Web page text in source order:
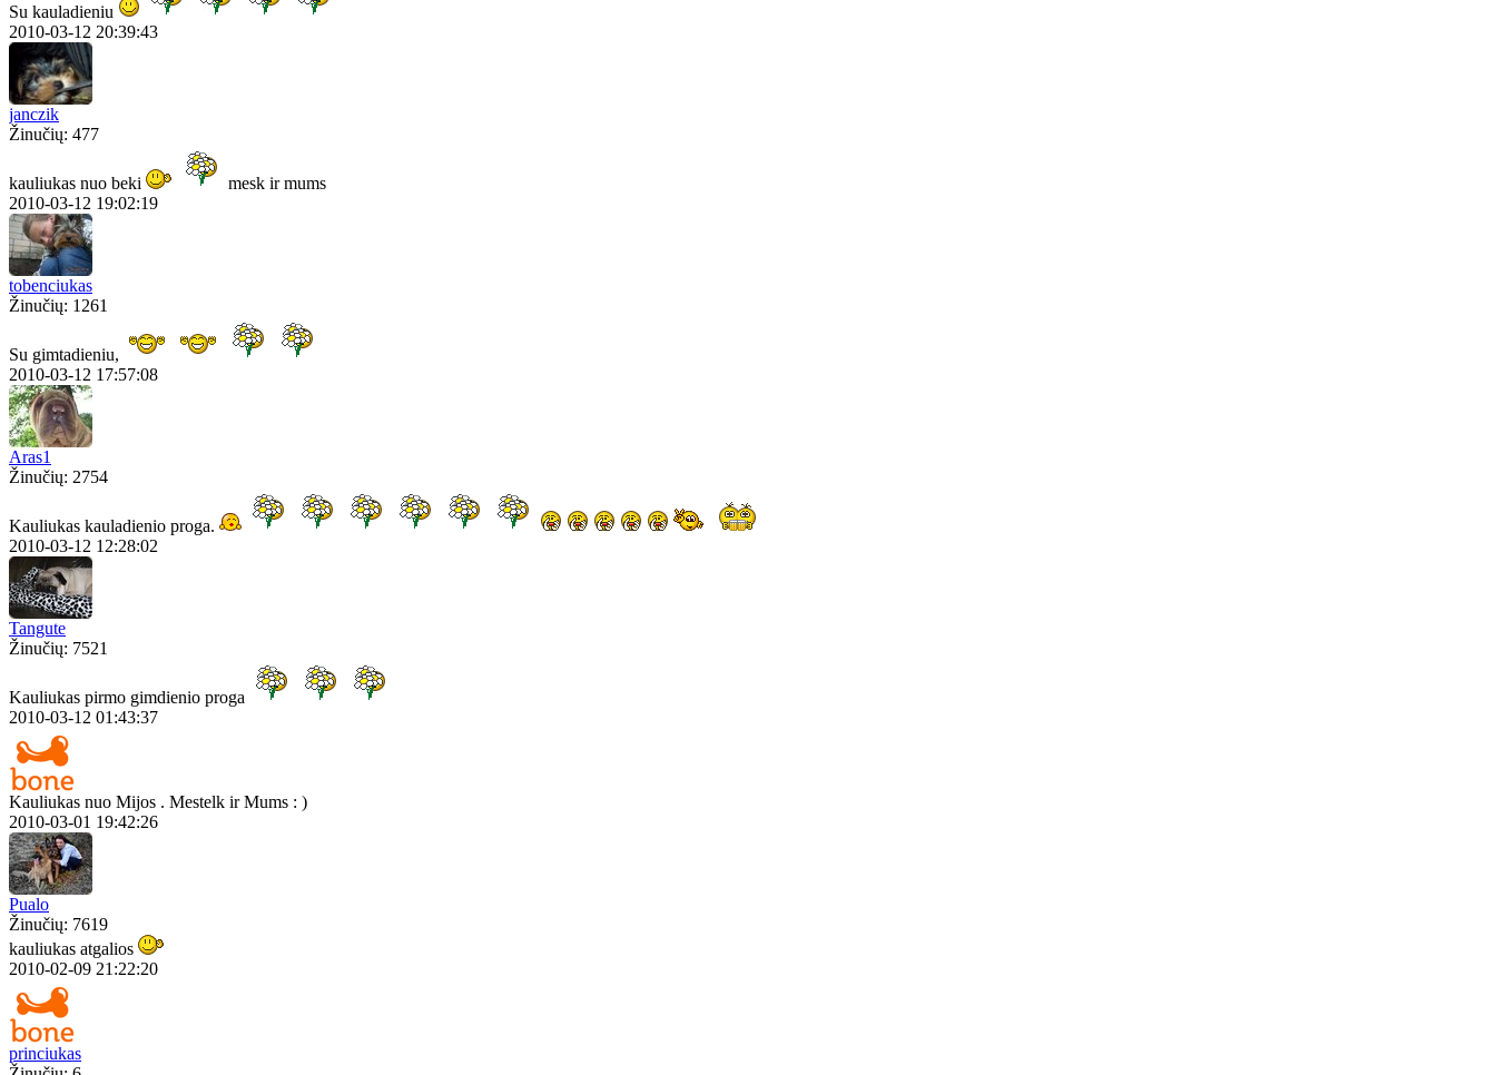
Su kauladieniu
2010-03-12 20:39:43
janczik
Žinučių: 477
kauliukas nuo beki
mesk ir mums
2010-03-12 19:02:19
tobenciukas
Žinučių: 1261
Su gimtadieniu,
2010-03-12 17:57:08
Aras1
Žinučių: 2754
Kauliukas kauladienio proga.
2010-03-12 12:28:02
Tangute
Žinučių: 7521
Kauliukas pirmo gimdienio proga
2010-03-12 01:43:37
Kauliukas nuo Mijos . Mestelk ir Mums : )
2010-03-01 19:42:26
Pualo
Žinučių: 7619
kauliukas atgalios
2010-02-09 21:22:20
princiukas